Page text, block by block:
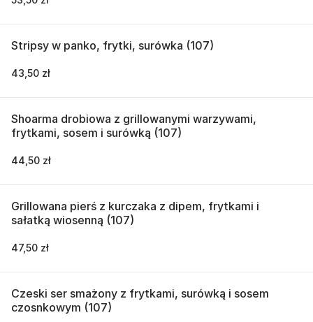
Stripsy w panko, frytki, surówka (107)
43,50 zł
Shoarma drobiowa z grillowanymi warzywami,
frytkami, sosem i surówką (107)
44,50 zł
Grillowana pierś z kurczaka z dipem, frytkami i
sałatką wiosenną (107)
47,50 zł
Czeski ser smażony z frytkami, surówką i sosem
czosnkowym (107)